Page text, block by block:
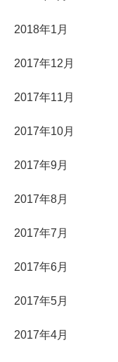
2018年1月
2017年12月
2017年11月
2017年10月
2017年9月
2017年8月
2017年7月
2017年6月
2017年5月
2017年4月